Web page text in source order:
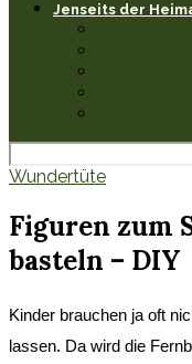
Jenseits der
Wundertüte
Figuren zum
basteln – DIY
Kinder brauchen ja oft
lassen. Da wird die